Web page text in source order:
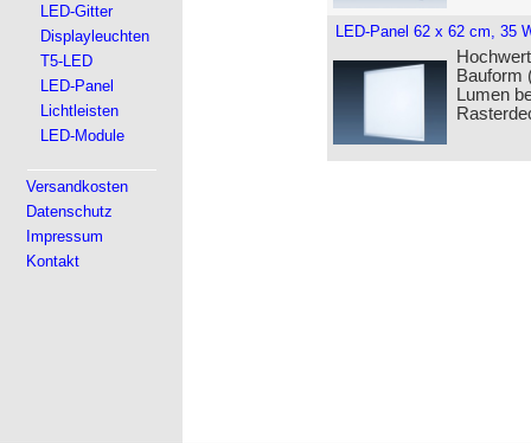
LED-Gitter
Displayleuchten
T5-LED
LED-Panel
Lichtleisten
LED-Module
Versandkosten
Datenschutz
Impressum
Kontakt
LED-Panel 62 x 62 cm, 35
Bauform
Lumen